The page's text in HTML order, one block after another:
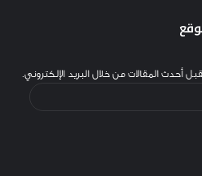
أحدث المقالات من خلال البريد الإلكتروني.